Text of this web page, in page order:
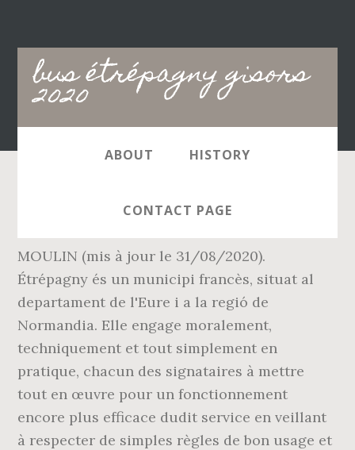
bus étrépagny gisors
2020
Main
navigation
ABOUT HISTORY
CONTACT PAGE
Collèges V. Hugo, P. Picasso, J. d'Arc et lycée
MOULIN (mis à jour le 31/08/2020).
Étrépagny és un municipi francès, situat al
departament de l'Eure i a la regió de
Normandia. Elle engage moralement,
techniquement et tout simplement en
pratique, chacun des signataires à mettre
tout en œuvre pour un fonctionnement
encore plus efficace dudit service en veillant
à respecter de simples règles de bon usage et